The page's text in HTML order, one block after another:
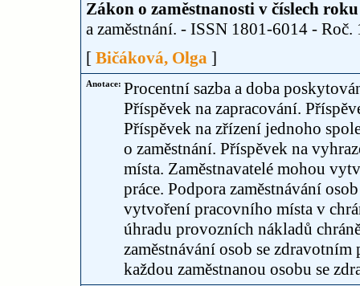
Zákon o zaměstnanosti v číslech
a zaměstnání. - ISSN 1801-6014 -
[ Bičáková, Olga ]
Anotace: Procentní sazba a doba
Příspěvek na zapracování.
Příspěvek na zřízení jednoho
o zaměstnání. Příspěvek na
místa. Zaměstnavatelé mohou
práce. Podpora zaměstnávání
vytvoření pracovního místa v
úhradu provozních nákladů
zaměstnávání osob se
každou zaměstnanou osobu se